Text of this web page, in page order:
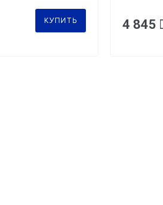
КУПИТЬ 4 845